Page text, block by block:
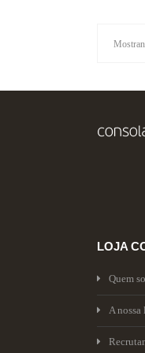
LOJA
Quem
A nossa